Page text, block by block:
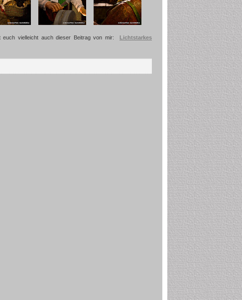
euch vielleicht auch dieser Beitrag von mir: Lichtstarkes